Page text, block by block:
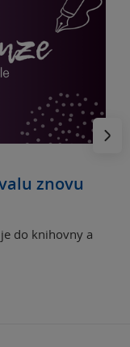
znovu
do knihovny a